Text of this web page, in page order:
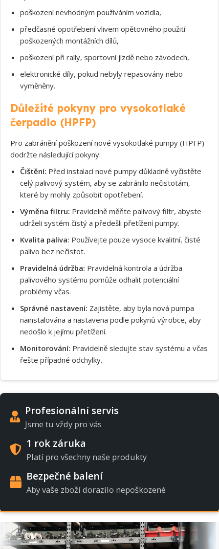
poškození nevhodným používáním vozidla,
předčasné opotřebení vlivem opětovného použití
poškozených montážních dílů,
poškození při rally, sportovní jízdě nebo závodech,
elektronické díly, pokud nebyly repasovány nebo
vyměněny.
Důležité pokyny pro vysokotlaké
čerpadlo (HPFP)
Pro zabránění poškození nové vysokotlaké pumpy (HPFP)
dodržte následující pokyny:
Čištění: Před instalací nové pumpy důkladně vyčistěte
celý palivový systém, aby se zabránilo nečistotám,
které by mohly způsobit opotřebení.
Výměna filtru: Pravidelně měňte palivový filtr, abyste
udrželi systém čistý a předešli přetížení pumpy.
Kvalita paliva: Používejte pouze vysoce kvalitní, čisté
palivo bez nečistot.
Pravidelná údržba: Pravidelná kontrola a údržba
palivového systému pomůže odhalit potenciální
problémy včas.
Správné nastavení: Zajistěte, aby byla nová pumpa
nainstalována a nastavena podle pokynů výrobce, aby
nedošlo k jejímu přetížení.
Monitorování: Pravidelně sledujte stav systému a včas
řešte případné odchylky.
Profesionální servis
Jsme tu vždy pro vás
1 rok záruka
Platí pro všechny naše produkty
Bezpečné balení
Aby vaše zboží dorazilo nepoškozené
Souhlasím s GDPR